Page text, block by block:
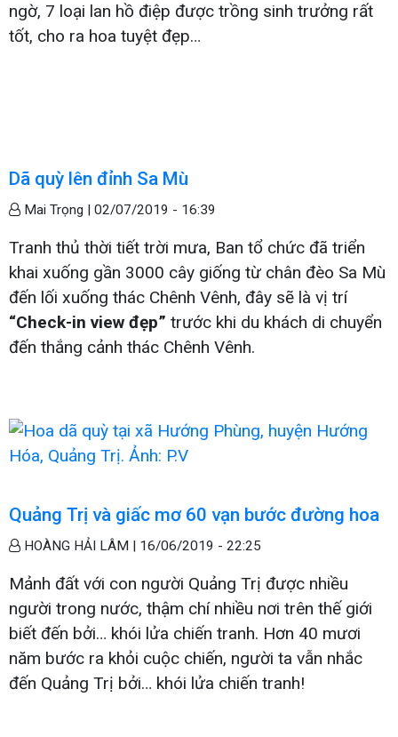
ngờ, 7 loại lan hồ điệp được trồng sinh trưởng rất
tốt, cho ra hoa tuyệt đẹp…
Dã quỳ lên đỉnh Sa Mù
Mai Trọng | 02/07/2019 - 16:39
Tranh thủ thời tiết trời mưa, Ban tổ chức đã triển
khai xuống gần 3000 cây giống từ chân đèo Sa Mù
đến lối xuống thác Chênh Vênh, đây sẽ là vị trí
“Check-in view đẹp” trước khi du khách di chuyển
đến thắng cảnh thác Chênh Vênh.
Quảng Trị và giấc mơ 60 vạn bước đường hoa
HOÀNG HẢI LÂM | 16/06/2019 - 22:25
Mảnh đất với con người Quảng Trị được nhiều
người trong nước, thậm chí nhiều nơi trên thế giới
biết đến bởi… khói lửa chiến tranh. Hơn 40 mươi
năm bước ra khỏi cuộc chiến, người ta vẫn nhắc
đến Quảng Trị bởi… khói lửa chiến tranh!